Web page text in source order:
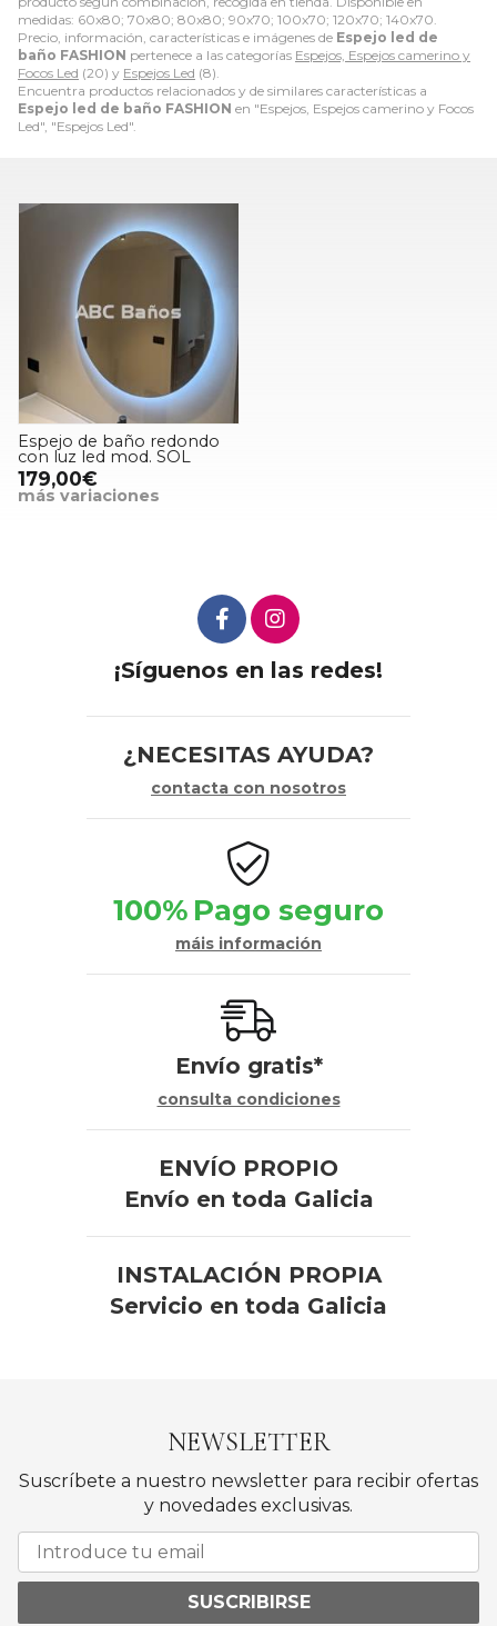
medidas: 60x80; 70x80; 80x80; 90x70; 100x70; 120x70; 140x70.
Precio, información, características e imágenes de Espejo led de
baño FASHION pertenece a las categorías Espejos, Espejos camerino y
Focos Led (20) y Espejos Led (8).
Encuentra productos relacionados y de similares características a
Espejo led de baño FASHION en "Espejos, Espejos camerino y Focos
Led", "Espejos Led".
Espejo de baño redondo
con luz led mod. SOL
179,00€
más variaciones
¡Síguenos en las redes!
¿NECESITAS AYUDA?
contacta con nosotros
100% Pago seguro
máis información
Envío gratis*
consulta condiciones
ENVÍO PROPIO
Envío en toda Galicia
INSTALACIÓN PROPIA
Servicio en toda Galicia
NEWSLETTER
Suscríbete a nuestro newsletter para recibir ofertas
y novedades exclusivas.
SUSCRIBIRSE